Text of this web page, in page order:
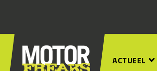
ACTUEEL